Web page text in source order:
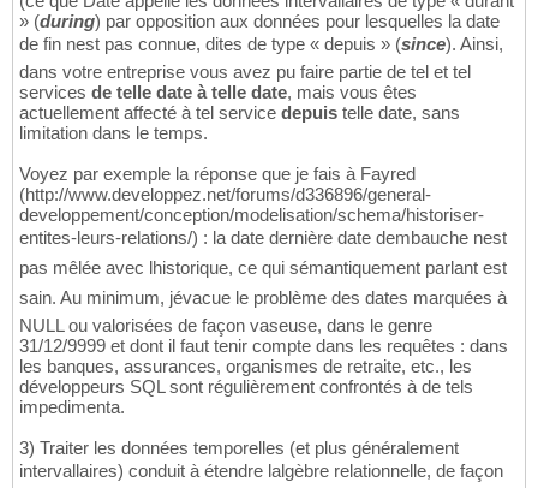
» (during) par opposition aux données pour lesquelles la date
de fin nest pas connue, dites de type « depuis » (since). Ainsi,
dans votre entreprise vous avez pu faire partie de tel et tel
services de telle date à telle date, mais vous êtes
actuellement affecté à tel service depuis telle date, sans
limitation dans le temps.
Voyez par exemple la réponse que je fais à Fayred
(http://www.developpez.net/forums/d336896/general-
developpement/conception/modelisation/schema/historiser-
entites-leurs-relations/) : la date dernière date dembauche nest
pas mêlée avec lhistorique, ce qui sémantiquement parlant est
sain. Au minimum, jévacue le problème des dates marquées à
NULL ou valorisées de façon vaseuse, dans le genre
31/12/9999 et dont il faut tenir compte dans les requêtes : dans
les banques, assurances, organismes de retraite, etc., les
développeurs SQL sont régulièrement confrontés à de tels
impedimenta.
3) Traiter les données temporelles (et plus généralement
intervallaires) conduit à étendre lalgèbre relationnelle, de façon